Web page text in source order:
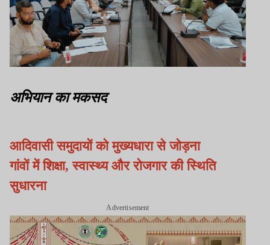
अभियान का मकसद
आदिवासी समुदायों को मुख्यधारा से जोड़ना
गांवों में शिक्षा, स्वास्थ्य और रोजगार की स्थिति
सुधारना
Advertisement